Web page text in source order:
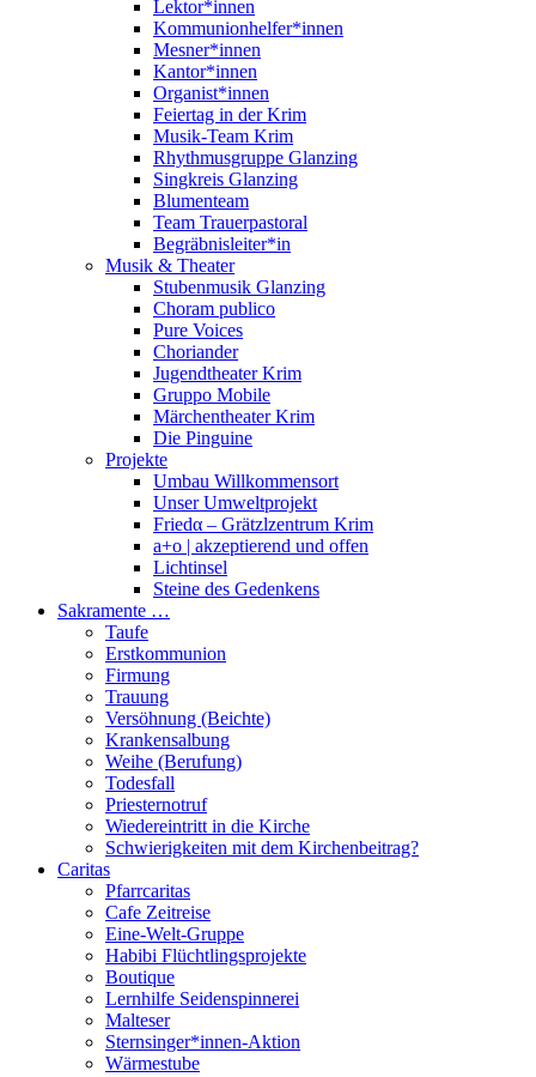
Lektor*innen
Kommunionhelfer*innen
Mesner*innen
Kantor*innen
Organist*innen
Feiertag in der Krim
Musik-Team Krim
Rhythmusgruppe Glanzing
Singkreis Glanzing
Blumenteam
Team Trauerpastoral
Begräbnisleiter*in
Musik & Theater
Stubenmusik Glanzing
Choram publico
Pure Voices
Choriander
Jugendtheater Krim
Gruppo Mobile
Märchentheater Krim
Die Pinguine
Projekte
Umbau Willkommensort
Unser Umweltprojekt
Friedα – Grätzlzentrum Krim
a+o | akzeptierend und offen
Lichtinsel
Steine des Gedenkens
Sakramente …
Taufe
Erstkommunion
Firmung
Trauung
Versöhnung (Beichte)
Krankensalbung
Weihe (Berufung)
Todesfall
Priesternotruf
Wiedereintritt in die Kirche
Schwierigkeiten mit dem Kirchenbeitrag?
Caritas
Pfarrcaritas
Cafe Zeitreise
Eine-Welt-Gruppe
Habibi Flüchtlingsprojekte
Boutique
Lernhilfe Seidenspinnerei
Malteser
Sternsinger*innen-Aktion
Wärmestube